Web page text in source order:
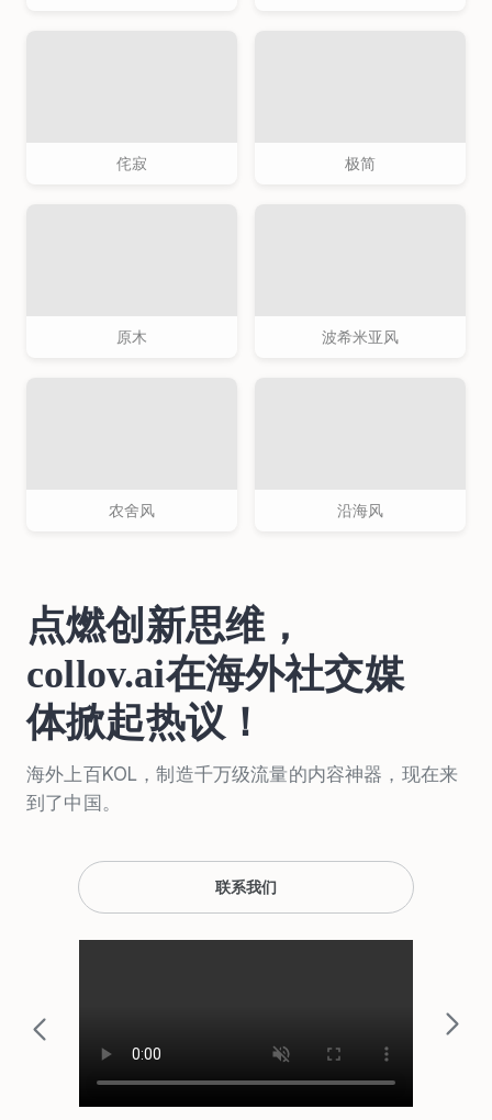
侘寂 极简
原木 波希米亚风
农舍风 沿海风
点燃创新思维，
collov.ai在海外社交媒
体掀起热议！
海外上百KOL，制造千万级流量的内容神器，现在来
到了中国。
联系我们